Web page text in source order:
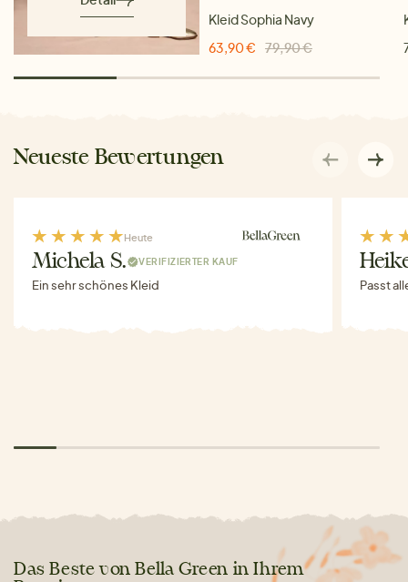
Kleid Sophia Navy
63,90 €
79,90 €
Neueste Bewertungen
Heute
Michela S. VERIFIZIERTER KAUF
Ein sehr schönes Kleid Passt
Das Beste von Bella Green in Ihrem